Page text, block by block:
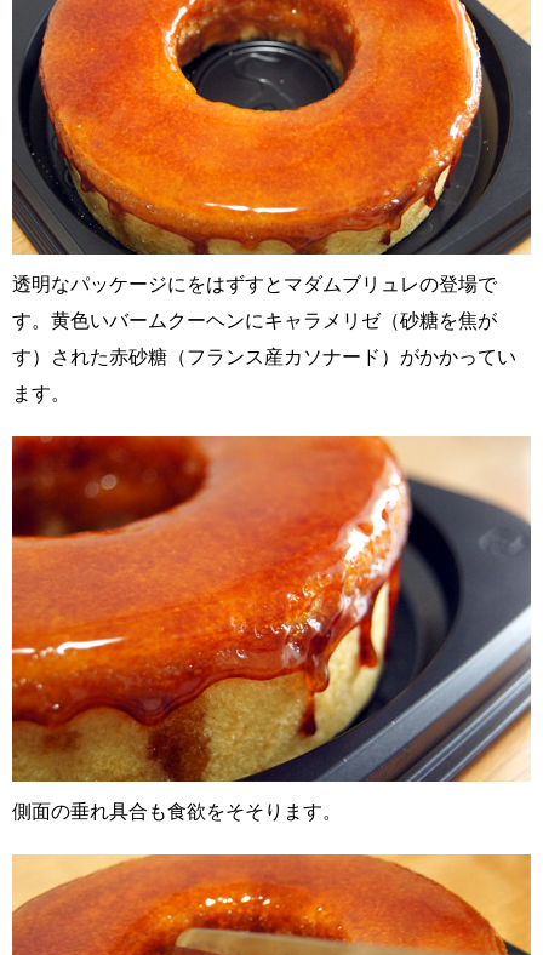
透明なパッケージにをはずすとマダムブリュレの登場で
す。黄色いバームクーヘンにキャラメリゼ（砂糖を焦が
す）された赤砂糖（フランス産カソナード）がかかってい
ます。
側面の垂れ具合も食欲をそそります。